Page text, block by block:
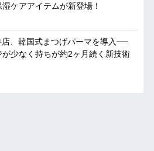
ケアアイテムが新登場！
、韓国式まつげパーマを導入──
が少なく持ちが約2ヶ月続く新技術